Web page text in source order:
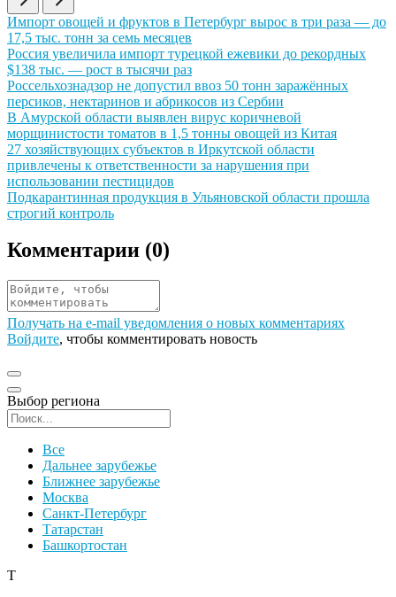
Иллюстрация новости
Импорт овощей и фруктов в Петербург вырос в три раза — до
17,5 тыс. тонн за семь месяцев
Иллюстрация новости
Россия увеличила импорт турецкой ежевики до рекордных
$138 тыс. — рост в тысячи раз
Иллюстрация новости
Россельхознадзор не допустил ввоз 50 тонн заражённых
персиков, нектаринов и абрикосов из Сербии
Иллюстрация новости
В Амурской области выявлен вирус коричневой
морщинистости томатов в 1,5 тонны овощей из Китая
Иллюстрация новости
27 хозяйствующих субъектов в Иркутской области
привлечены к ответственности за нарушения при
использовании пестицидов
Иллюстрация новости
Подкарантинная продукция в Ульяновской области прошла
строгий контроль
Комментарии (0)
Получать на e‑mail уведомления о новых комментариях
Войдите, чтобы комментировать новость
Выбор региона
Все
Дальнее зарубежье
Ближнее зарубежье
Москва
Санкт-Петербург
Татарстан
Башкортостан
Т